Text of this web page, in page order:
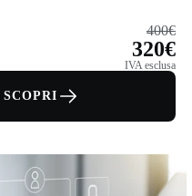
400€
320€
IVA esclusa
SCOPRI